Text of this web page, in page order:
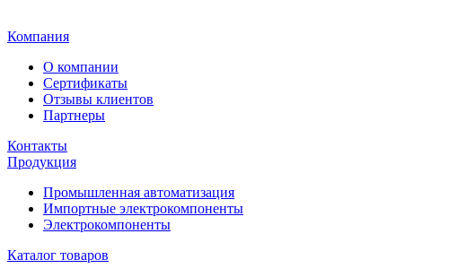
Компания
О компании
Сертификаты
Отзывы клиентов
Партнеры
Контакты
Продукция
Промышленная автоматизация
Импортные электрокомпоненты
Электрокомпоненты
Каталог товаров